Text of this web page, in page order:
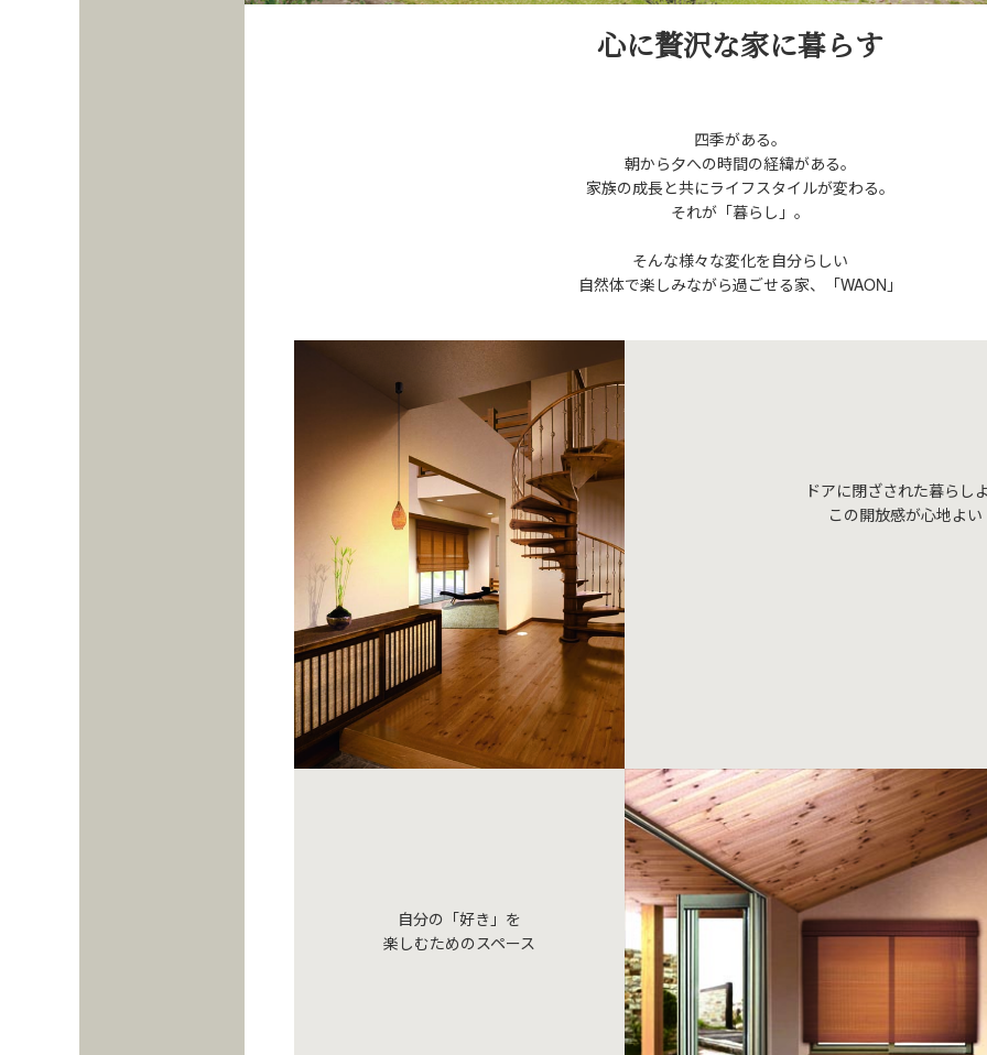
心に贅沢な家に暮らす
四季がある。
朝から夕への時間の経緯がある。
家族の成長と共にライフスタイルが変わる。
それが「暮らし」。
そんな様々な変化を自分らしい
自然体で楽しみながら過ごせる家、
「WAON」
ドアに閉ざされた暮らし
この開放感が心地よい
自分の「好き」を
楽しむためのスペース